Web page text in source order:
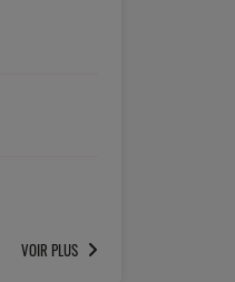
VOIR PLUS